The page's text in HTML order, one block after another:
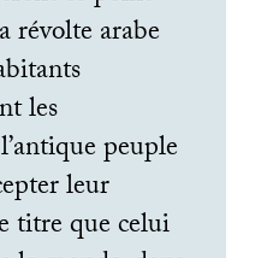
révolte arabe
les
peuple
leur
titre que celui